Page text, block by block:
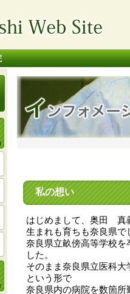
私の想い
はじめまして、奥田 真
生まれも育ちも奈良県で
奈良県立畝傍高等学校
した。
そのまま奈良県立医科
という形で
奈良県内の病院を数箇